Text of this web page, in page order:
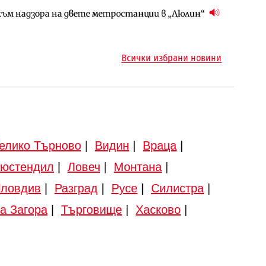
надзора на двете метростанции в „Люлин“
надзора на двете метростанции в „Люлин“
езеро става част от бъдещата магистрала
Всички избрани новини
Търново Видин Враца
Ловеч Монтана
Разград Русе Силистра
Загора Търговище Хасково